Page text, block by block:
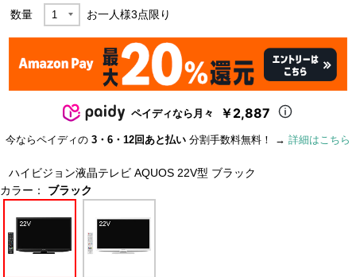
数量 お一人様3点限り
ペイディなら月々 ￥2,887
今ならペイディの 3・6・12回あと払い 分割手数料無料！ → 詳細はこちら
ハイビジョン液晶テレビ AQUOS 22V型 ブラック
カラー： ブラック